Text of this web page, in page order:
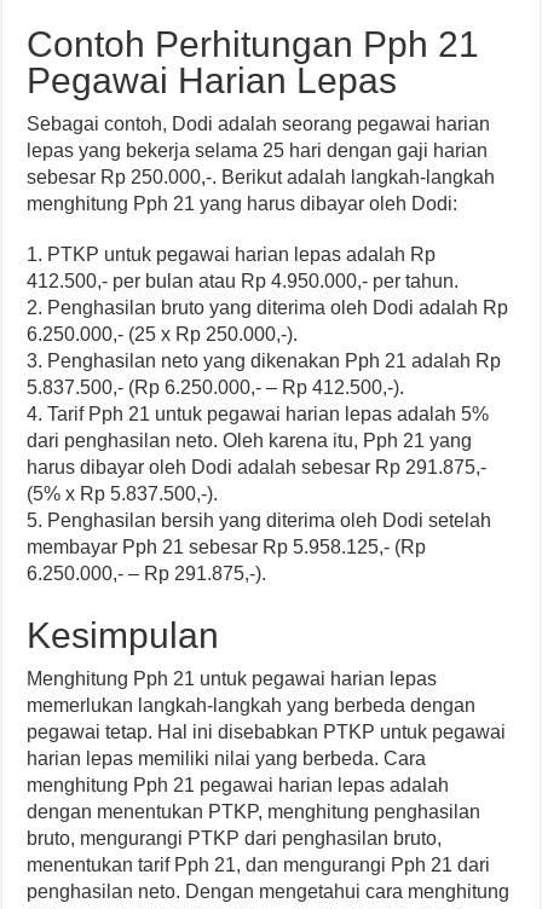
Contoh Perhitungan Pph 21
Pegawai Harian Lepas
Sebagai contoh, Dodi adalah seorang pegawai harian
lepas yang bekerja selama 25 hari dengan gaji harian
sebesar Rp 250.000,-. Berikut adalah langkah-langkah
menghitung Pph 21 yang harus dibayar oleh Dodi:
1. PTKP untuk pegawai harian lepas adalah Rp
412.500,- per bulan atau Rp 4.950.000,- per tahun.
2. Penghasilan bruto yang diterima oleh Dodi adalah Rp
6.250.000,- (25 x Rp 250.000,-).
3. Penghasilan neto yang dikenakan Pph 21 adalah Rp
5.837.500,- (Rp 6.250.000,- – Rp 412.500,-).
4. Tarif Pph 21 untuk pegawai harian lepas adalah 5%
dari penghasilan neto. Oleh karena itu, Pph 21 yang
harus dibayar oleh Dodi adalah sebesar Rp 291.875,-
(5% x Rp 5.837.500,-).
5. Penghasilan bersih yang diterima oleh Dodi setelah
membayar Pph 21 sebesar Rp 5.958.125,- (Rp
6.250.000,- – Rp 291.875,-).
Kesimpulan
Menghitung Pph 21 untuk pegawai harian lepas
memerlukan langkah-langkah yang berbeda dengan
pegawai tetap. Hal ini disebabkan PTKP untuk pegawai
harian lepas memiliki nilai yang berbeda. Cara
menghitung Pph 21 pegawai harian lepas adalah
dengan menentukan PTKP, menghitung penghasilan
bruto, mengurangi PTKP dari penghasilan bruto,
menentukan tarif Pph 21, dan mengurangi Pph 21 dari
penghasilan neto. Dengan mengetahui cara menghitung